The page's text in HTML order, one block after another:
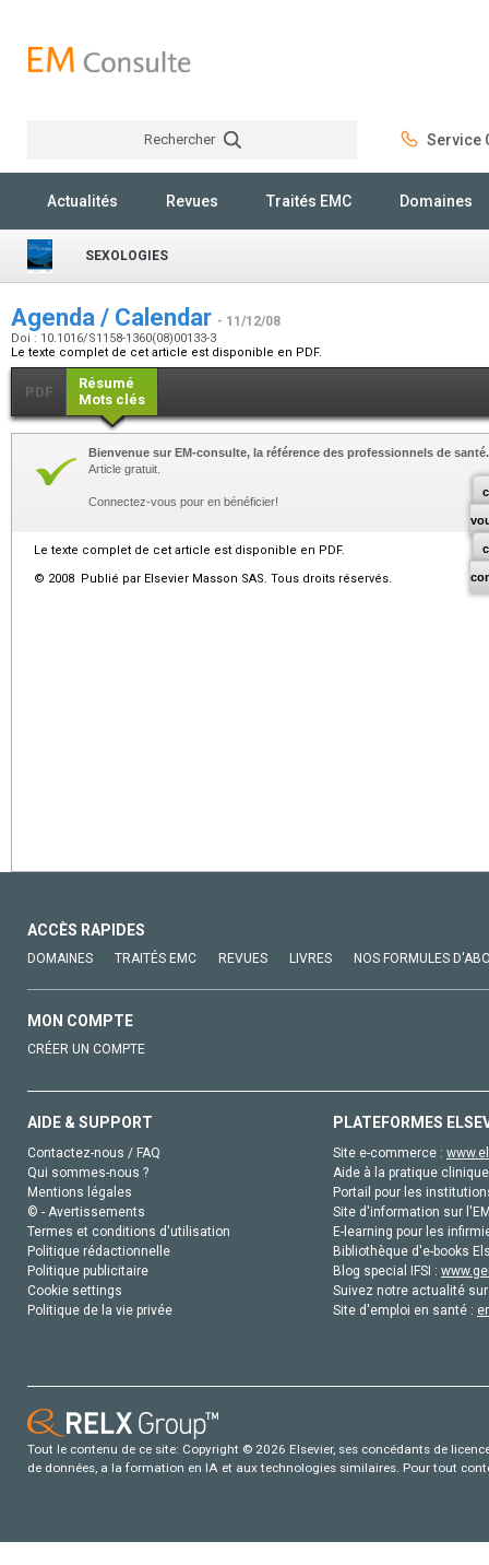
Rechercher Service
Actualités Revues Traités EMC Domaines
SEXOLOGIES
Agenda / Calendar - 11/12/08
Doi : 10.1016/S1158-1360(08)00133-3
Le texte complet de cet article est disponible en PDF.
PDF
Résumé
Mots clés
Bienvenue sur EM-consulte, la référence des professionnels de santé.
Article gratuit.
Connectez-vous pour en bénéficier!
Le texte complet de cet article est disponible en PDF.
© 2008 Publié par Elsevier Masson SAS. Tous droits réservés.
ACCÈS RAPIDES
DOMAINES TRAITÉS EMC REVUES LIVRES NOS FORMULES
MON COMPTE
CRÉER UN COMPTE
AIDE & SUPPORT
Contactez-nous / FAQ
Qui sommes-nous ?
Mentions légales
© - Avertissements
Termes et conditions d'utilisation
Politique rédactionnelle
Politique publicitaire
Cookie settings
Politique de la vie privée
PLATEFORMES
Site e-commerce :
Aide à la pratique
Portail pour les
Site d'information sur
E-learning pour les
Bibliothèque d'e-books
Blog special IFSI :
Suivez notre actualité
Site d'emploi en santé :
Tout le contenu de ce site: Copyright © 2026 Elsevier, ses concédants de
de données, a la formation en IA et aux technologies similaires. Pour tout